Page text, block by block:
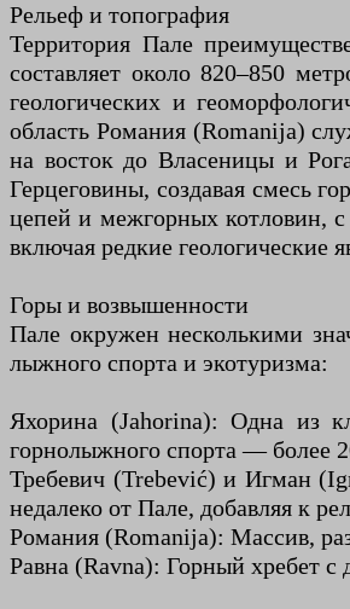
Рельеф и топография
Территория Пале
составляет около 820–850
геологических и
область Романия (Romanija)
на восток до Власеницы и
Герцеговины, создавая смесь
цепей и межгорных котловин, с
включая редкие геологические
Горы и возвышенности
Пале окружен несколькими
лыжного спорта и экотуризма:
Яхорина (Jahorina): Одна из
горнолыжного спорта — более
Требевич (Trebević) и Игман
недалеко от Пале, добавляя к
Романия (Romanija): Массив,
Равна (Ravna): Горный хребет